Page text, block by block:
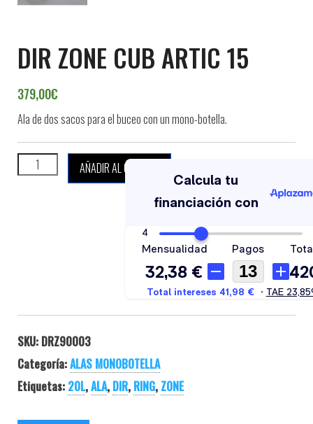
DIR ZONE CUB ARTIC 15
379,00€
Ala de dos sacos para el buceo con un mono-botella.
DIR ZONE CUB ARTIC 15 cantidad
AÑADIR AL CARRITO
SKU: DRZ90003
Categoría:ALAS MONOBOTELLA
Etiquetas: 20L,ALA, DIR, RING, ZONE